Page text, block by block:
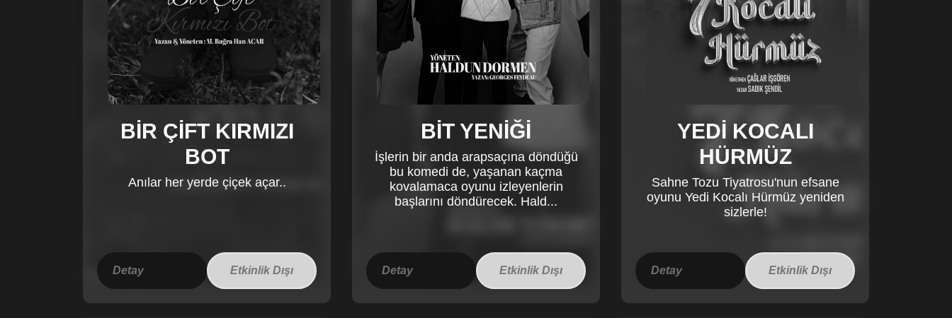
BİR ÇİFT KIRMIZI
BOT
Anılar her yerde çiçek açar..
Detay Etkinlik Dışı
BİT YENİĞİ
İşlerin bir anda arapsaçına döndüğü
bu komedi de, yaşanan kaçma
kovalamaca oyunu izleyenlerin
başlarını döndürecek. Hald...
Detay Etkinlik Dışı
YEDİ KOCALI
HÜRMÜZ
Sahne Tozu Tiyatrosu'nun efsane
oyunu Yedi Kocalı Hürmüz yeniden
sizlerle!
Detay Etkinlik Dışı